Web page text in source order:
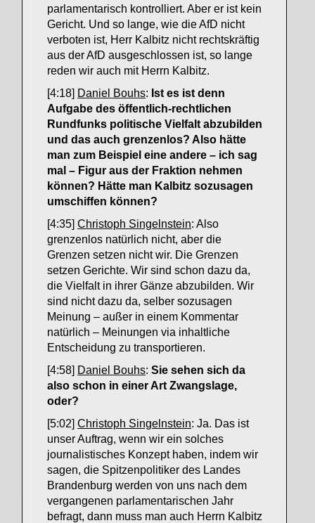
parlamentarisch kontrolliert. Aber er ist kein
Gericht. Und so lange, wie die AfD nicht
verboten ist, Herr Kalbitz nicht rechtskräftig
aus der AfD ausgeschlossen ist, so lange
reden wir auch mit Herrn Kalbitz.
[4:18] Daniel Bouhs: Ist es ist denn
Aufgabe des öffentlich-rechtlichen
Rundfunks politische Vielfalt abzubilden
und das auch grenzenlos? Also hätte
man zum Beispiel eine andere – ich sag
mal – Figur aus der Fraktion nehmen
können? Hätte man Kalbitz sozusagen
umschiffen können?
[4:35] Christoph Singelnstein: Also
grenzenlos natürlich nicht, aber die
Grenzen setzen nicht wir. Die Grenzen
setzen Gerichte. Wir sind schon dazu da,
die Vielfalt in ihrer Gänze abzubilden. Wir
sind nicht dazu da, selber sozusagen
Meinung – außer in einem Kommentar
natürlich – Meinungen via inhaltliche
Entscheidung zu transportieren.
[4:58] Daniel Bouhs: Sie sehen sich da
also schon in einer Art Zwangslage,
oder?
[5:02] Christoph Singelnstein: Ja. Das ist
unser Auftrag, wenn wir ein solches
journalistisches Konzept haben, indem wir
sagen, die Spitzenpolitiker des Landes
Brandenburg werden von uns nach dem
vergangenen parlamentarischen Jahr
befragt, dann muss man auch Herrn Kalbitz